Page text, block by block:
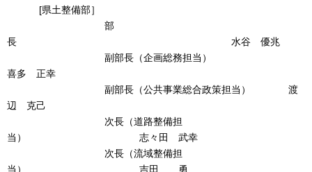
[県土整備部］
部
長 水谷 優兆
副部長（企画総務担当）
喜多 正幸
副部長（公共事業総合政策担当） 渡
辺 克己
次長（道路整備担
当） 志々田 武幸
次長（流域整備担
当） 吉田 勇